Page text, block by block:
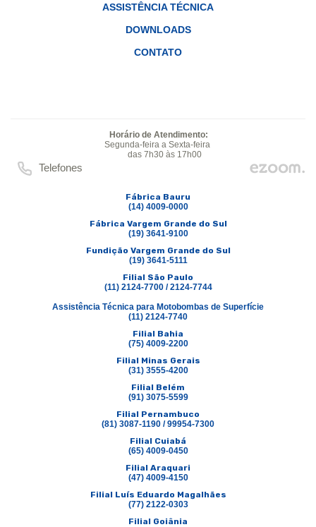
ASSISTÊNCIA TÉCNICA
DOWNLOADS
CONTATO
Horário de Atendimento:
Segunda-feira a Sexta-feira
das 7h30 às 17h00
Telefones
Fábrica Bauru
(14) 4009-0000
Fábrica Vargem Grande do Sul
(19) 3641-9100
Fundição Vargem Grande do Sul
(19) 3641-5111
Filial São Paulo
(11) 2124-7700 / 2124-7744
Assistência Técnica para Motobombas de Superfície
(11) 2124-7740
Filial Bahia
(75) 4009-2200
Filial Minas Gerais
(31) 3555-4200
Filial Belém
(91) 3075-5599
Filial Pernambuco
(81) 3087-1190 / 99954-7300
Filial Cuiabá
(65) 4009-0450
Filial Araquari
(47) 4009-4150
Filial Luís Eduardo Magalhães
(77) 2122-0303
Filial Goiânia